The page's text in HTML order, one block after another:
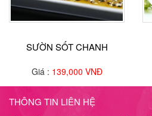
SƯỜN SỐT CHANH
Giá : 139,000 VNĐ
THÔNG TIN LIÊN HỆ